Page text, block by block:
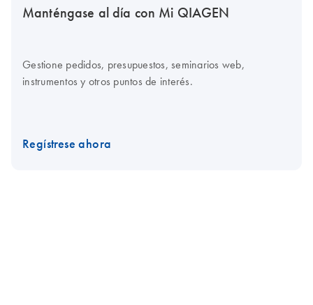
Manténgase al día con Mi QIAGEN
Gestione pedidos, presupuestos, seminarios web,
instrumentos y otros puntos de interés.
Regístrese ahora